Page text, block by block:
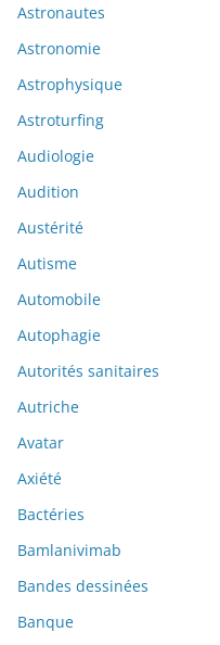
Astronautes
Astronomie
Astrophysique
Astroturfing
Audiologie
Audition
Austérité
Autisme
Automobile
Autophagie
Autorités sanitaires
Autriche
Avatar
Axiété
Bactéries
Bamlanivimab
Bandes dessinées
Banque